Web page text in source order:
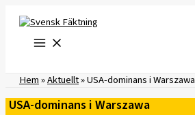
innehåll
Hem»Aktuellt»USA-dominans i Warszawa
USA-dominans i Warszawa